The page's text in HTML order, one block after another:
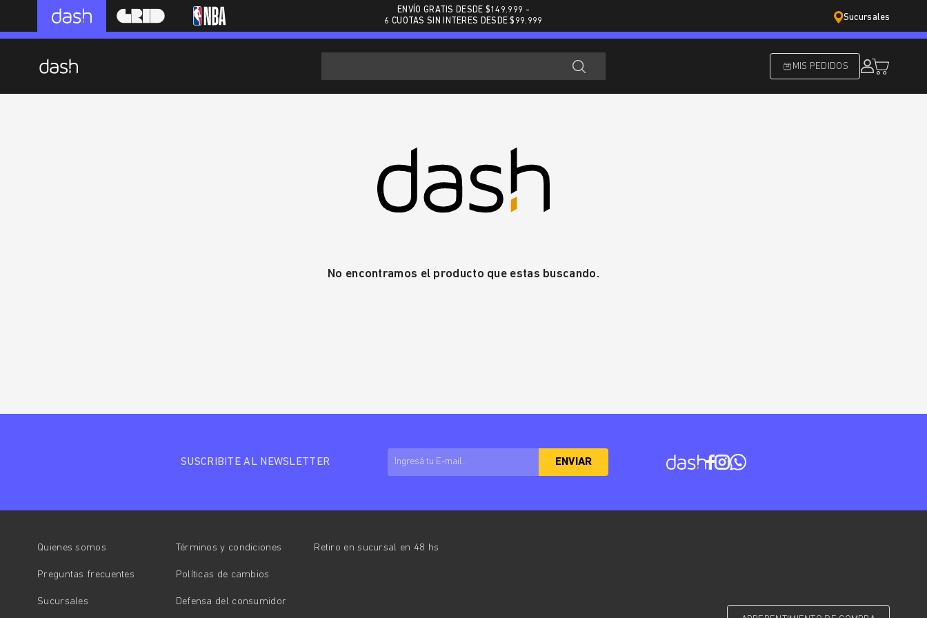
ENVÍO GRATIS DESDE $149.999 -
6 CUOTAS SIN INTERES DESDE $99.999
Sucursales
MIS PEDIDOS
No encontramos el producto que estas buscando.
SUSCRIBITE AL NEWSLETTER ENVIAR
Quienes somos Términos y condiciones
Preguntas frecuentes Políticas de cambios
Sucursales Defensa del consumidor
Retiro en sucursal en 48 hs